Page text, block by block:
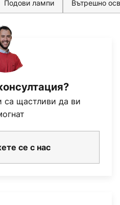
Подови лампи Вътрешно
са щастливи да ви
се с нас